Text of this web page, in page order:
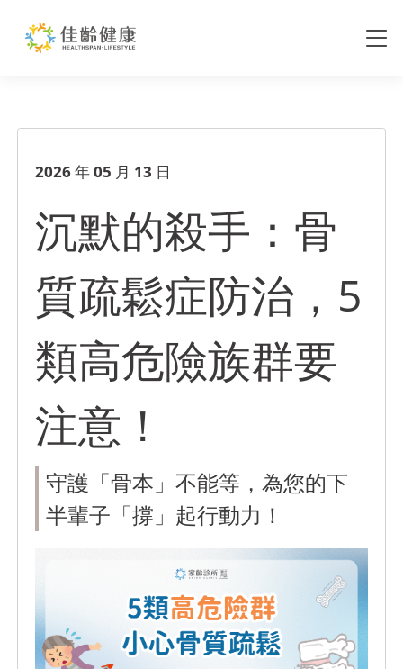
2026 年 05 月 13 日
沉默的殺手：骨
質疏鬆症防治，5
類高危險族群要
注意！
守護「骨本」不能等，為您的下
半輩子「撐」起行動力！